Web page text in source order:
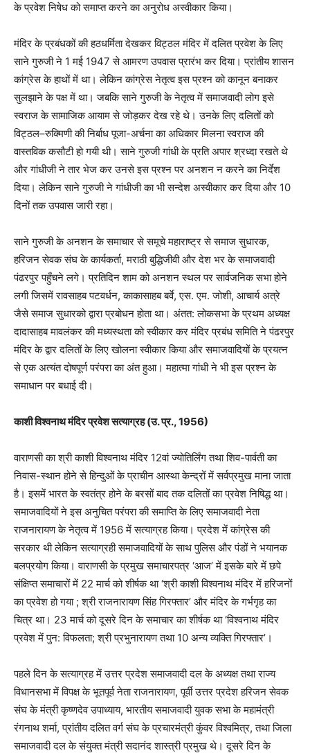
के प्रवेश निषेध को समाप्त करने का अनुरोध अस्वीकार किया।
मंदिर के प्रबंधकों की हठधर्मिता देखकर विट्ठल मंदिर में दलित प्रवेश के लिए
साने गुरुजी ने 1 मई 1947 से आमरण उपवास प्रारंभ कर दिया। प्रांतीय शासन
कांग्रेस के हाथों में था। लेकिन कांग्रेस नेतृत्व इस प्रश्न को कानून बनाकर
सुलझाने के पक्ष में था। जबकि साने गुरुजी के नेतृत्व में समाजवादी लोग इसे
स्वराज के सामाजिक आयाम से जोड़कर देख रहे थे। उनके लिए दलितों को
विट्ठल–रुक्मिणी की निर्बाध पूजा-अर्चना का अधिकार मिलना स्वराज की
वास्तविक कसौटी हो गयी थी। साने गुरुजी गांधी के प्रति अपार श्रध्दा रखते थे
और गांधीजी ने तार भेज कर उनसे इस प्रश्न पर अनशन न करने का निर्देश
दिया। लेकिन साने गुरुजी ने गांधीजी का भी सन्देश अस्वीकार कर दिया और 10
दिनों तक उपवास जारी रहा।
साने गुरुजी के अनशन के समाचार से समूचे महाराष्ट्र से समाज सुधारक,
हरिजन सेवक संघ के कार्यकर्ता,मराठी बुद्धिजीवी और देश भर के समाजवादी
पंढरपुर पहुँचने लगे। प्रतिदिन शाम को अनशन स्थल पर सार्वजनिक सभा होने
लगी जिसमें रावसाहब पटवर्धन,काकासाहब बर्वे,एस. एम. जोशी, आचार्य अत्रे
जैसे समाज सुधारको द्वारा प्रबोधन होता था। अंतत: लोकसभा के प्रथम अध्यक्ष
दादासाहब मावलंकर की मध्यस्थता को स्वीकार कर मंदिर प्रबंध समिति ने पंढरपुर
मंदिर के द्वार दलितों के लिए खोलना स्वीकार किया और समाजवादियों के प्रयत्न
से एक अत्यंत दोषपूर्ण परंपरा का अंत हुआ। महात्मा गांधी ने भी इस प्रश्न के
समाधान पर बधाई दी।
काशी विश्वनाथ मंदिर प्रवेश सत्याग्रह (उ. प्र.,1956)
वाराणसी का श्री काशी विश्वनाथ मंदिर 12वां ज्योतिर्लिंग तथा शिव-पार्वती का
निवास-स्थान होने से हिन्दुओं के प्राचीन आस्था केन्द्रों में सर्वप्रमुख माना जाता
है। इसमें भारत के स्वतंत्र होने के बरसों बाद तक दलितों का प्रवेश निषिद्ध था।
समाजवादियों ने इस अनुचित परंपरा की समाप्ति के लिए समाजवादी नेता
राजनारायण के नेतृत्व में 1956 में सत्याग्रह किया। प्रदेश में कांग्रेस की
सरकार थी लेकिन सत्याग्रही समाजवादियों के साथ पुलिस और पंडों ने भयानक
बलप्रयोग किया। वाराणसी के प्रमुख समाचारपत्र ‘आज’में इसके बारे में छपे
संक्षिप्त समाचारों में 22 मार्च को शीर्षक था‘श्री काशी विश्वनाथ मंदिर में हरिजनों
का प्रवेश हो गया ;श्री राजनारायण सिंह गिरफ्तार’ और मंदिर के गर्भगृह का
चित्र था। 23 मार्च को दूसरे दिन के समाचार का शीर्षक था‘विश्वनाथ मंदिर
प्रवेश में पुन: विफलता;श्री प्रभुनारायण तथा 10 अन्य व्यक्ति गिरफ्तार’ ।
पहले दिन के सत्याग्रह में उत्तर प्रदेश समाजवादी दल के अध्यक्ष तथा राज्य
विधानसभा में विपक्ष के भूतपूर्व नेता राजनारायण,पूर्वी उत्तर प्रदेश हरिजन सेवक
संघ के मंत्री कृष्णदेव उपाध्याय, भारतीय समाजवादी युवक सभा के महामंत्री
रंगनाथ शर्मा,प्रांतीय दलित वर्ग संघ के प्रचारमंत्री कुंवर विश्वमित्र,तथा जिला
समाजवादी दल के संयुक्त मंत्री सदानंद शास्त्री प्रमुख थे। दूसरे दिन के